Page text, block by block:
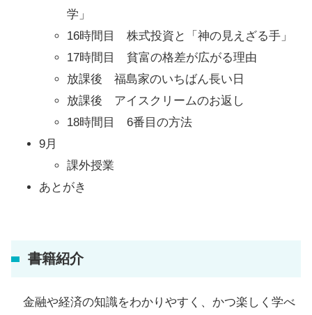
学」
16時間目 株式投資と「神の見えざる手」
17時間目 貧富の格差が広がる理由
放課後 福島家のいちばん長い日
放課後 アイスクリームのお返し
18時間目 6番目の方法
9月
課外授業
あとがき
書籍紹介
金融や経済の知識をわかりやすく、かつ楽しく学べ